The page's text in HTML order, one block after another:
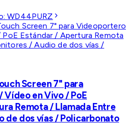
WD44PURZ
Screen 7" para
en Vivo / PoE
Remota / Llamada Entre
de dos vías / Policarbonato